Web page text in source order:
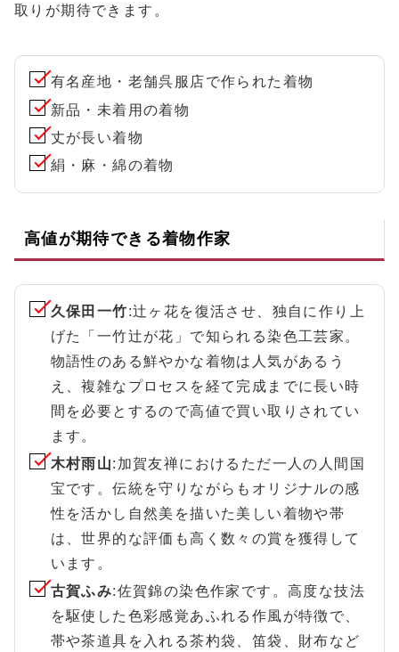
取りが期待できます。
有名産地・老舗呉服店で作られた着物
新品・未着用の着物
丈が長い着物
絹・麻・綿の着物
高値が期待できる着物作家
久保田一竹:辻ヶ花を復活させ、独自に作り上
げた「一竹辻が花」で知られる染色工芸家。
物語性のある鮮やかな着物は人気があるう
え、複雑なプロセスを経て完成までに長い時
間を必要とするので高値で買い取りされてい
ます。
木村雨山:加賀友禅におけるただ一人の人間国
宝です。伝統を守りながらもオリジナルの感
性を活かし自然美を描いた美しい着物や帯
は、世界的な評価も高く数々の賞を獲得して
います。
古賀ふみ:佐賀錦の染色作家です。高度な技法
を駆使した色彩感覚あふれる作風が特徴で、
帯や茶道具を入れる茶杓袋、笛袋、財布など